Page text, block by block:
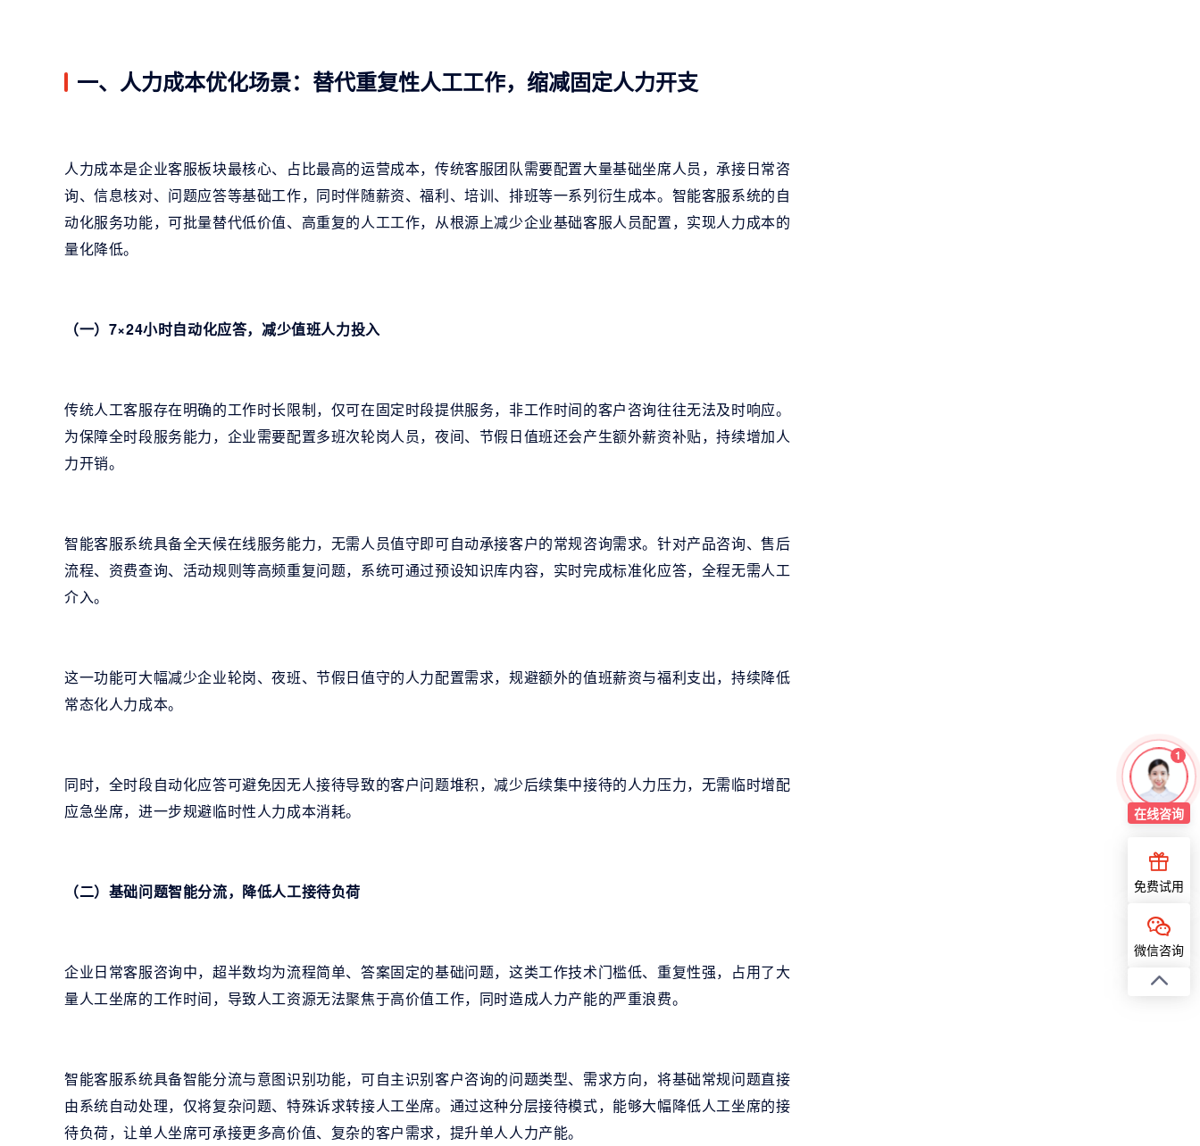
一、人力成本优化场景：替代重复性人工工作，缩减固定人力开支
人力成本是企业客服板块最核心、占比最高的运营成本，传统客服团队需要配置大量基础坐席人员，承接日常咨
询、信息核对、问题应答等基础工作，同时伴随薪资、福利、培训、排班等一系列衍生成本。智能客服系统的自
动化服务功能，可批量替代低价值、高重复的人工工作，从根源上减少企业基础客服人员配置，实现人力成本的
量化降低。
（一）7×24小时自动化应答，减少值班人力投入
传统人工客服存在明确的工作时长限制，仅可在固定时段提供服务，非工作时间的客户咨询往往无法及时响应。
为保障全时段服务能力，企业需要配置多班次轮岗人员，夜间、节假日值班还会产生额外薪资补贴，持续增加人
力开销。
智能客服系统具备全天候在线服务能力，无需人员值守即可自动承接客户的常规咨询需求。针对产品咨询、售后
流程、资费查询、活动规则等高频重复问题，系统可通过预设知识库内容，实时完成标准化应答，全程无需人工
介入。
这一功能可大幅减少企业轮岗、夜班、节假日值守的人力配置需求，规避额外的值班薪资与福利支出，持续降低
常态化人力成本。
同时，全时段自动化应答可避免因无人接待导致的客户问题堆积，减少后续集中接待的人力压力，无需临时增配
应急坐席，进一步规避临时性人力成本消耗。
（二）基础问题智能分流，降低人工接待负荷
企业日常客服咨询中，超半数均为流程简单、答案固定的基础问题，这类工作技术门槛低、重复性强，占用了大
量人工坐席的工作时间，导致人工资源无法聚焦于高价值工作，同时造成人力产能的严重浪费。
智能客服系统具备智能分流与意图识别功能，可自主识别客户咨询的问题类型、需求方向，将基础常规问题直接
由系统自动处理，仅将复杂问题、特殊诉求转接人工坐席。通过这种分层接待模式，能够大幅降低人工坐席的接
待负荷，让单人坐席可承接更多高价值、复杂的客户需求，提升单人人力产能。
1
在线咨询
免费试用
微信咨询